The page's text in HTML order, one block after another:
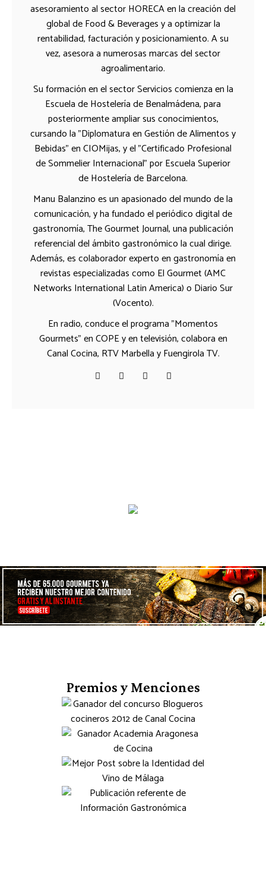
asesoramiento al sector HORECA en la creación del
global de Food & Beverages y a optimizar la
rentabilidad, facturación y posicionamiento. A su
vez, asesora a numerosas marcas del sector
agroalimentario.
Su formación en el sector Servicios comienza en la
Escuela de Hostelería de Benalmádena, para
posteriormente ampliar sus conocimientos,
cursando la "Diplomatura en Gestión de Alimentos y
Bebidas" en CIOMijas, y el "Certificado Profesional
de Sommelier Internacional" por Escuela Superior
de Hostelería de Barcelona.
Manu Balanzino es un apasionado del mundo de la
comunicación, y ha fundado el periódico digital de
gastronomía, The Gourmet Journal, una publicación
referencial del ámbito gastronómico la cual dirige.
Además, es colaborador experto en gastronomía en
revistas especializadas como El Gourmet (AMC
Networks International Latin America) o Diario Sur
(Vocento).
En radio, conduce el programa "Momentos
Gourmets" en COPE y en televisión, colabora en
Canal Cocina, RTV Marbella y Fuengirola TV.
Premios y Menciones